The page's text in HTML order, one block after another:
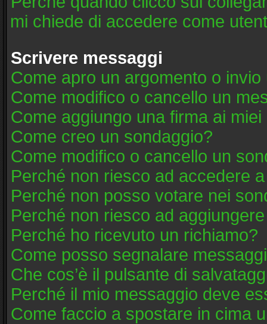
mi chiede di accedere come
Scrivere messaggi
Come apro un argomento o
Come modifico o cancello un
Come aggiungo una firma ai
Come creo un sondaggio?
Come modifico o cancello un
Perché non riesco ad accedere
Perché non posso votare nei
Perché non riesco ad
Perché ho ricevuto un richiamo?
Come posso segnalare
Che cos’è il pulsante di
Perché il mio messaggio deve
Come faccio a spostare in cima